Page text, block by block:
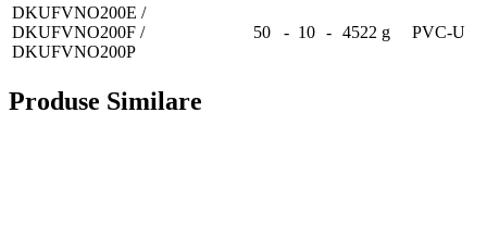
DKUFVNO200E /
DKUFVNO200F /
DKUFVNO200P
50 - 10 - 4522 g PVC-U
Produse Similare